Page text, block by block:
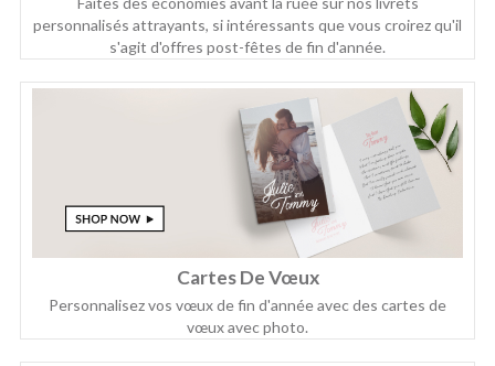
personnalisés attrayants, si intéressants que vous croirez qu'il
s'agit d'offres post-fêtes de fin d'année.
Cartes De Vœux
Personnalisez vos vœux de fin d'année avec des cartes de
vœux avec photo.